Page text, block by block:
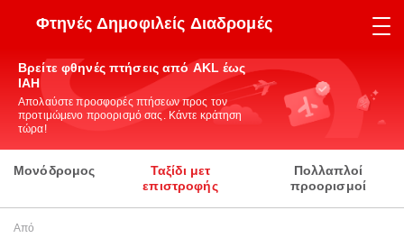
Φτηνές Δημοφιλείς Διαδρομές
Βρείτε φθηνές πτήσεις από AKL έως
IAH
Απολαύστε προσφορές πτήσεων προς τον
προτιμώμενο προορισμό σας. Κάντε κράτηση
τώρα!
Μονόδρομος
Ταξίδι μετ
επιστροφής
Πολλαπλοί
προορισμοί
Από